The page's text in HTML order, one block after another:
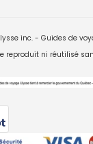
inc. - Guides de
reproduit ni réutilisé